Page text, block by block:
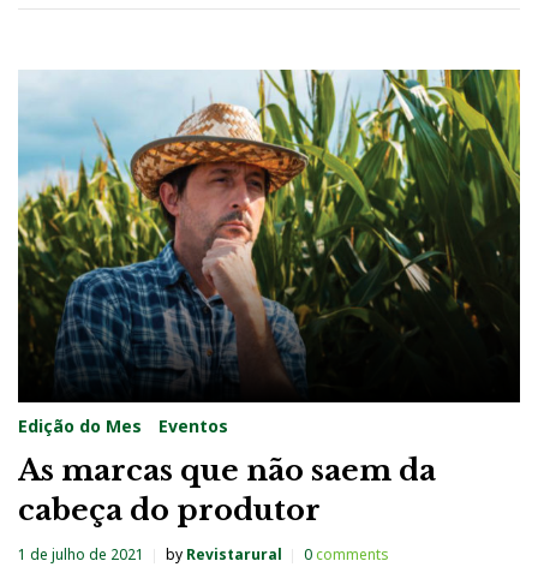
Edição do Mes Eventos
As marcas que não saem da
cabeça do produtor
1 de julho de 2021 by Revistarural 0comments